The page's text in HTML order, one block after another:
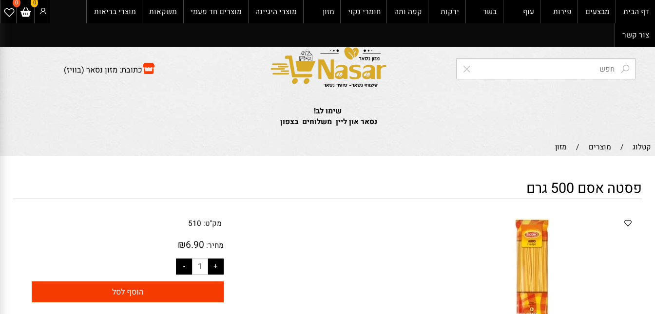
כתובת: מזון נסאר (בוויז)
0 0
מבצעים פירות עוף קפה ותה חומרי נקוי מזון מוצרי היגיינה מוצרים חד פעמי משקאות מוצרי בריאות
שימו לב!
נסאר און ליין משלוחים בצפון
/ מוצרים / מזון
אסם 500 גרם
₪6.90
הוסף לסל